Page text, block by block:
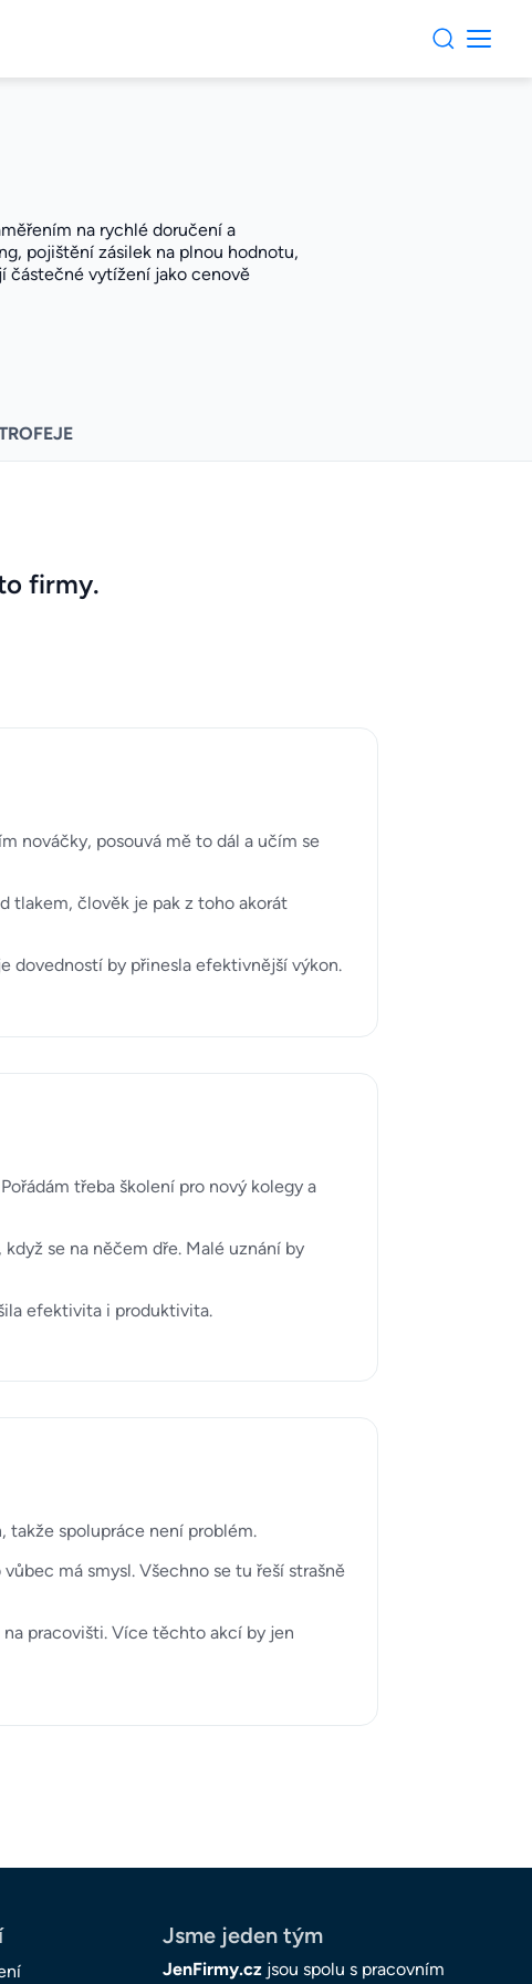
na rychlé doručení a
pojištění zásilek na plnou hodnotu,
částečné vytížení jako cenově
firmy.
nováčky, posouvá mě to dál a učím se
tlakem, člověk je pak z toho akorát
dovedností by přinesla efektivnější výkon.
třeba školení pro nový kolegy a
se na něčem dře. Malé uznání by
efektivita i produktivita.
takže spolupráce není problém.
má smysl. Všechno se tu řeší strašně
pracovišti. Více těchto akcí by jen
Jsme jeden tým
JenFirmy.cz jsou spolu s pracovním